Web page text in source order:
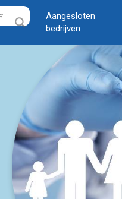
Aangesloten
bedrijven